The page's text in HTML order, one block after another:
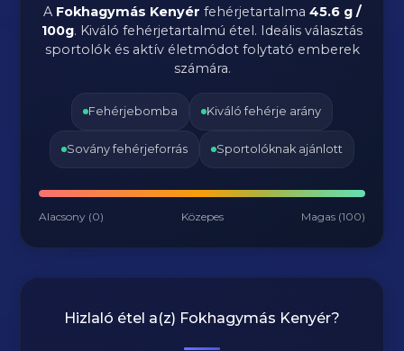
A Fokhagymás Kenyér fehérjetartalma 45.6 g /
100g. Kiváló fehérjetartalmú étel. Ideális választás
sportolók és aktív életmódot folytató emberek
számára.
Fehérjebomba Kiváló fehérje arány
Sovány fehérjeforrás Sportolóknak ajánlott
Alacsony (0) Közepes Magas (100)
Hizlaló étel a(z) Fokhagymás Kenyér?